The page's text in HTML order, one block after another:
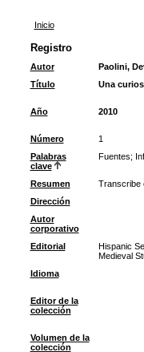
Inicio
Registro
Autor
Paolini,
Título
Una
Año 2010
Número
1
Palabras
clave
Fuentes;
Resumen
Transcribe
Dirección
Autor
corporativo
Editorial
Hispanic
Medieval
Idioma
Editor de la
colección
Volumen de la
colección